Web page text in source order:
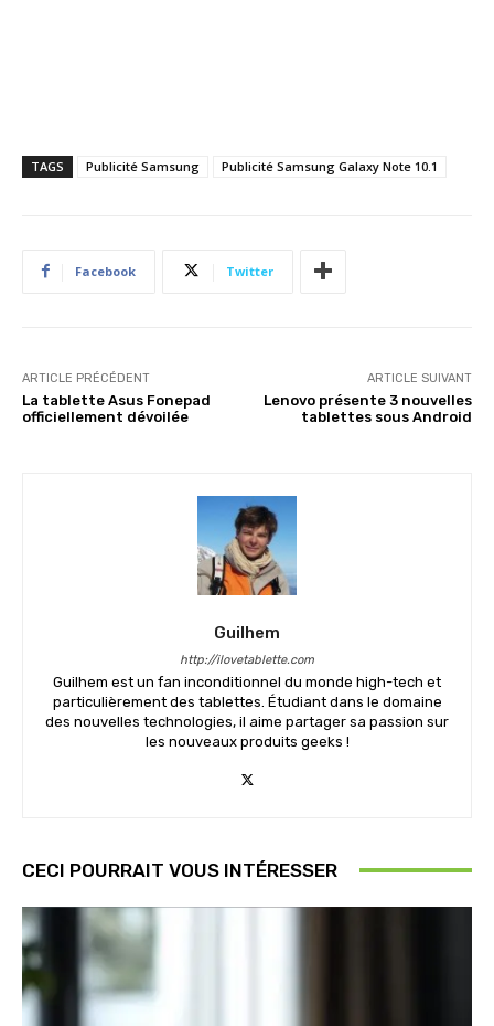
TAGS Publicité Samsung Publicité Samsung Galaxy Note 10.1
Facebook Twitter
ARTICLE PRÉCÉDENT
La tablette Asus Fonepad
officiellement dévoilée
ARTICLE SUIVANT
Lenovo présente 3 nouvelles
tablettes sous Android
Guilhem
http://ilovetablette.com
Guilhem est un fan inconditionnel du monde high-tech et
particulièrement des tablettes. Étudiant dans le domaine
des nouvelles technologies, il aime partager sa passion sur
les nouveaux produits geeks !
CECI POURRAIT VOUS INTÉRESSER